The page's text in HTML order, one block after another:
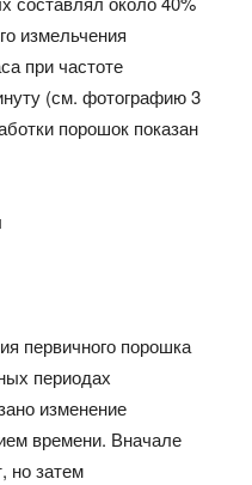
измельчения
при частоте
(см. фотографию 3
порошок показан
первичного порошка
периодах
изменение
времени. Вначале
но затем